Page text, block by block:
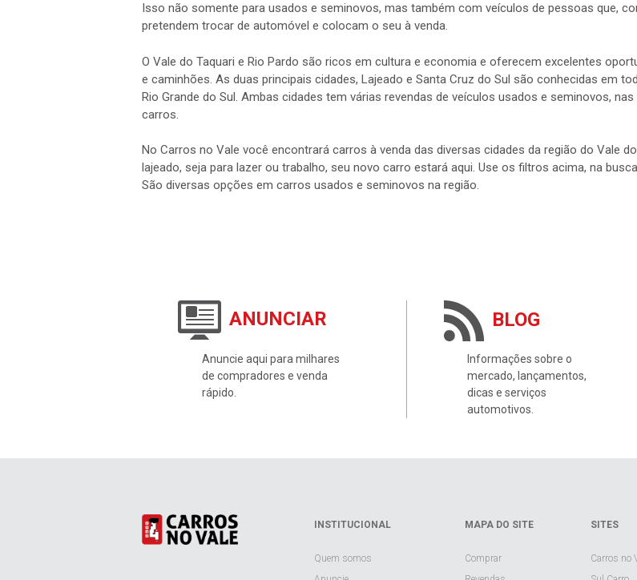
Isso não somente para usados e seminovos, mas também com veículos de pessoas que,
pretendem trocar de automóvel e colocam o seu à venda.
O Vale do Taquari e Rio Pardo são ricos em cultura e economia e oferecem excelentes
e caminhões. As duas principais cidades, Lajeado e Santa Cruz do Sul são conhecidas em
Rio Grande do Sul. Ambas cidades tem várias revendas de veículos usados e seminovos,
carros.
No Carros no Vale você encontrará carros à venda das diversas cidades da região do Vale
lajeado, seja para lazer ou trabalho, seu novo carro estará aqui. Use os filtros acima, na
São diversas opções em carros usados e seminovos na região.
ANUNCIAR
Anuncie aqui para milhares
de compradores e venda
rápido.
BLOG
Informações sobre o
mercado, lançamentos,
dicas e serviços
automotivos.
INSTITUCIONAL
Quem somos
MAPA DO SITE
Comprar
SITES
Carros no